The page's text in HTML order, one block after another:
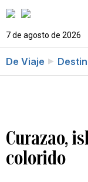
7 de agosto de 2026
De Viaje
Curazao,
colorido